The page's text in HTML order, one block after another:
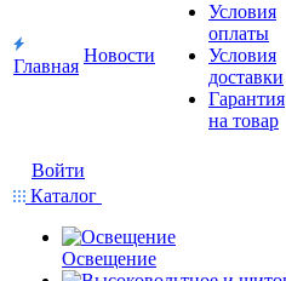
Главная
Новости
Условия
оплаты
Условия
доставки
Гарантия
на товар
Войти
Каталог
Освещение